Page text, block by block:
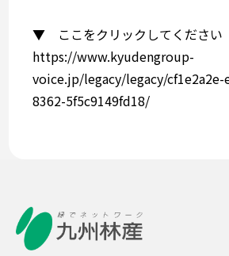
▼ ここをクリックしてくださ
https://www.kyudengroup-
voice.jp/legacy/legacy/cf1e2a2e-
8362-5f5c9149fd18/